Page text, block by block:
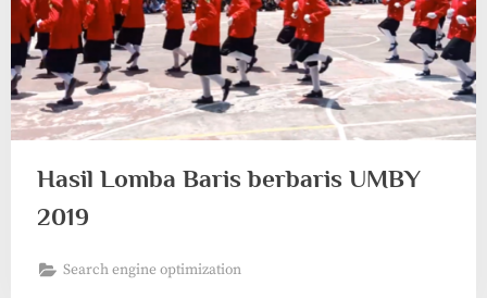
Hasil Lomba Baris berbaris UMBY
2019
Search engine optimization